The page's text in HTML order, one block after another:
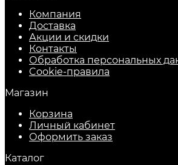
Компания
Доставка
Акции и скидки
Контакты
Обработка персональных
Cookie-правила
Магазин
Корзина
Личный кабинет
Оформить заказ
Каталог